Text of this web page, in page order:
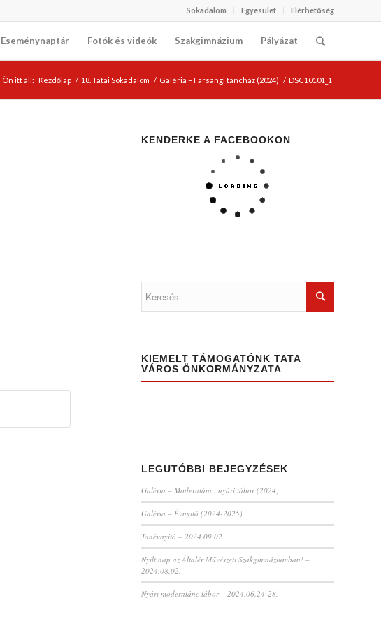
Sokadalom Egyesület Elérhetőség
Eseménynaptár Fotók és videók Szakgimnázium Pályázat
Ön itt áll: Kezdőlap / 18. Tatai Sokadalom / Galéria – Farsangi táncház (2024) / DSC10101_1
KENDERKE A FACEBOOKON
KIEMELT TÁMOGATÓNK TATA
VÁROS ÖNKORMÁNYZATA
LEGUTÓBBI BEJEGYZÉSEK
Galéria – Moderntánc: nyári tábor (2024)
Galéria – Évnyitó (2024-2025)
Tanévnyitó – 2024.09.02.
Nyílt nap az Általér Művészeti Szakgimnáziumban! –
2024.08.02.
Nyári moderntánc tábor – 2024.06.24-28.